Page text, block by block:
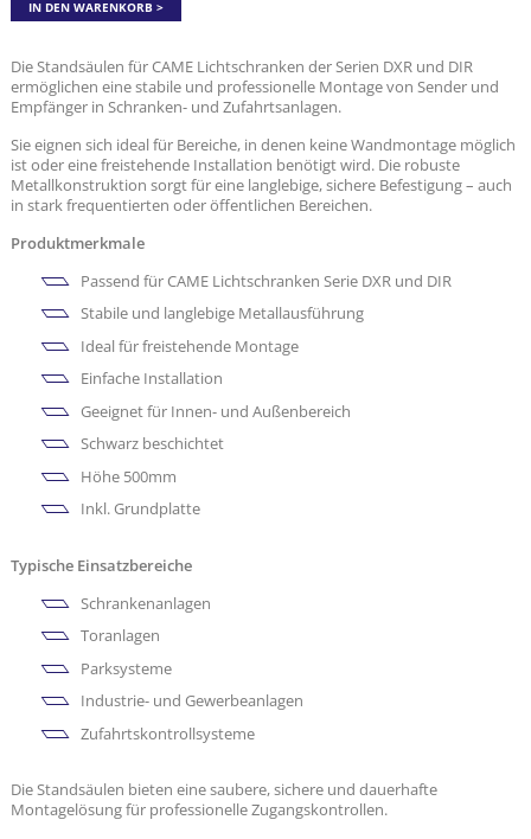
IN DEN WARENKORB
Die Standsäulen für CAME Lichtschranken der Serien DXR und DIR
ermöglichen eine stabile und professionelle Montage von Sender und
Empfänger in Schranken- und Zufahrtsanlagen.
Sie eignen sich ideal für Bereiche, in denen keine Wandmontage möglich
ist oder eine freistehende Installation benötigt wird. Die robuste
Metallkonstruktion sorgt für eine langlebige, sichere Befestigung – auch
in stark frequentierten oder öffentlichen Bereichen.
Produktmerkmale
Passend für CAME Lichtschranken Serie DXR und DIR
Stabile und langlebige Metallausführung
Ideal für freistehende Montage
Einfache Installation
Geeignet für Innen- und Außenbereich
Schwarz beschichtet
Höhe 500mm
Inkl. Grundplatte
Typische Einsatzbereiche
Schrankenanlagen
Toranlagen
Parksysteme
Industrie- und Gewerbeanlagen
Zufahrtskontrollsysteme
Die Standsäulen bieten eine saubere, sichere und dauerhafte
Montagelösung für professionelle Zugangskontrollen.